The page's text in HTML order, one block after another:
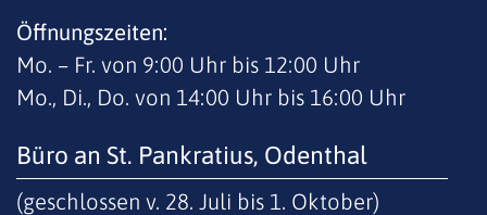
Öffnungszeiten:
Mo. – Fr. von 9:00 Uhr bis 12:00 Uhr
Mo., Di., Do. von 14:00 Uhr bis 16:00 Uhr
Büro an St. Pankratius, Odenthal
(geschlossen v. 28. Juli bis 1. Oktober)